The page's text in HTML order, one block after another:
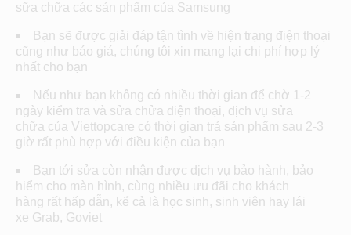
sữa chữa các sản phẩm của Samsung
Bạn sẽ được giải đáp tận tình về hiện trạng điện thoại
cũng như báo giá, chúng tôi xin mang lại chi phí hợp lý
nhất cho bạn
Nếu như bạn không có nhiều thời gian để chờ 1-2
ngày kiểm tra và sửa chửa điện thoại, dịch vụ sửa
chữa của Viettopcare có thời gian trả sản phẩm sau 2-3
giờ rất phù hợp với điều kiện của bạn
Bạn tới sửa còn nhận được dịch vụ bảo hành, bảo
hiểm cho màn hình, cùng nhiều ưu đãi cho khách
hàng rất hấp dẫn, kể cả là học sinh, sinh viên hay lái
xe Grab, Goviet